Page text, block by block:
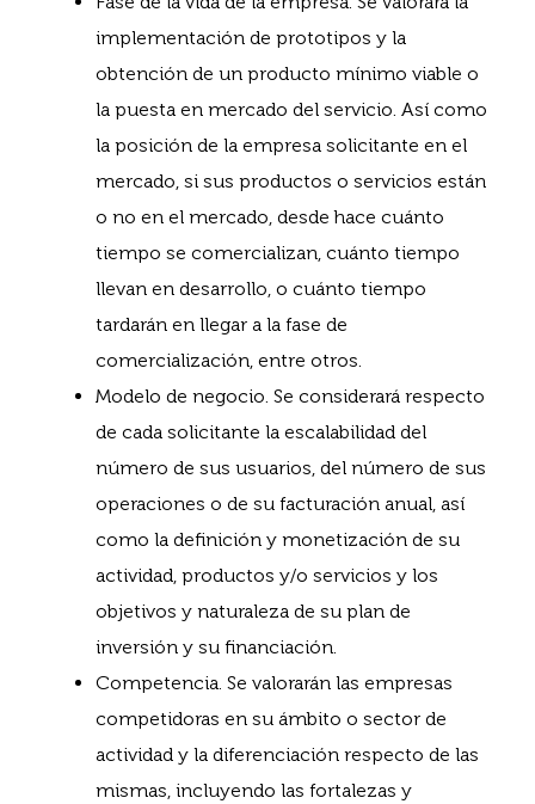
implementación de prototipos y la
obtención de un producto mínimo viable o
la puesta en mercado del servicio. Así como
la posición de la empresa solicitante en el
mercado, si sus productos o servicios están
o no en el mercado, desde hace cuánto
tiempo se comercializan, cuánto tiempo
llevan en desarrollo, o cuánto tiempo
tardarán en llegar a la fase de
comercialización, entre otros.
Modelo de negocio. Se considerará respecto
de cada solicitante la escalabilidad del
número de sus usuarios, del número de sus
operaciones o de su facturación anual, así
como la definición y monetización de su
actividad, productos y/o servicios y los
objetivos y naturaleza de su plan de
inversión y su financiación.
Competencia. Se valorarán las empresas
competidoras en su ámbito o sector de
actividad y la diferenciación respecto de las
mismas, incluyendo las fortalezas y